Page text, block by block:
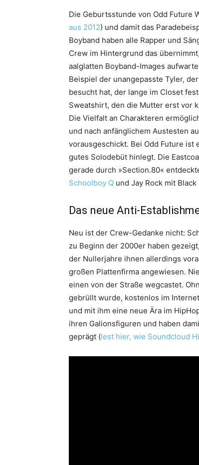
Die Geburtsstunde von Odd Future
aus 2012) und damit das
Boyband haben alle Rapper und
Crew im Hintergrund das
aalglatten Boyband-Images
Beispiel der unangepasste Tyler,
besucht hat, der lange im Closet
Sweatshirt, den die Mutter erst vor
Die Vielfalt an Charakteren
und nach anfänglichem Austesten
vorausgeschickt. Bei Odd Future ist
gutes Solodebüt hinlegt. Die
gerade durch »Section.80«
Schoolboy Q und Jay Rock mit
Das neue Anti-
Neu ist der Crew-Gedanke nicht:
zu Beginn der 2000er haben
der Nullerjahre ihnen allerdings
großen Plattenfirma angewiesen.
einen von der Straße wegcastet.
gebrüllt wurde, kostenlos im
und mit ihm eine neue Ära im
ihren Galionsfiguren und haben
geprägt (lest hier, wie Soundcloud